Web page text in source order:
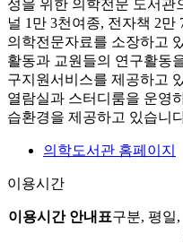
성을 위한 의학전문 도서관
널 1만 3천여종, 전자책 2
의학전문자료를 소장하고
활동과 교원들의 연구활동
구지원서비스를 제공하고
열람실과 스터디룸을 운영
습환경을 제공하고 있습니
의학도서관 홈페이지
이용시간
이용시간 안내표구분, 평일